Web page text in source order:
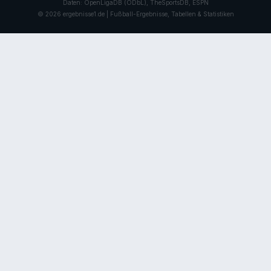
Daten: OpenLigaDB (ODbL), TheSportsDB, ESPN
© 2026 ergebnisse1.de | Fußball-Ergebnisse, Tabellen & Statistiken